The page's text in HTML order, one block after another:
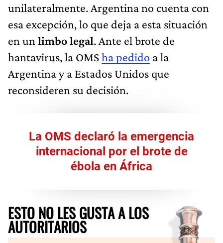
unilateralmente. Argentina no cuenta con
esa excepción, lo que deja a esta situación
en un limbo legal. Ante el brote de
hantavirus, la OMSha pedido a la
Argentina y a Estados Unidos que
reconsideren su decisión.
La OMS declaró la emergencia
internacional por el brote de
ébola en África
ESTO NO LES GUSTA A LOS
AUTORITARIOS